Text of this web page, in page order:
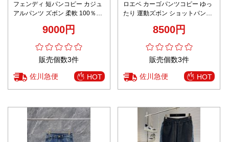
フェンディ 短パンコピー カジュ
アルパンツ ズボン 柔軟 100％綿
9000円
販売個数3件
佐川急便 HOT
ロエベ カーゴパンツコピー ゆっ
たり 運動ズボン ショットパンツ
8500円
販売個数3件
佐川急便 HOT